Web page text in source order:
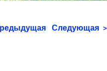
Следующая >